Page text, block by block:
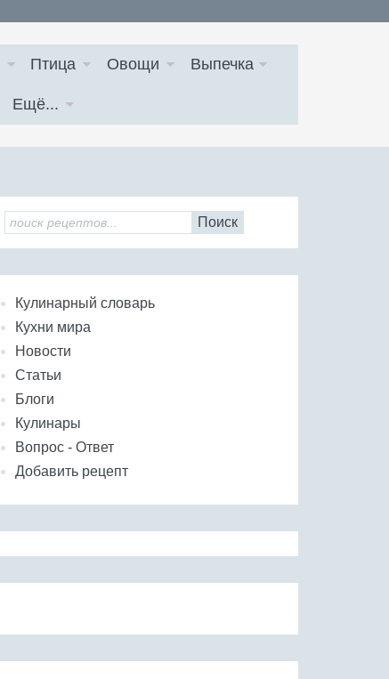
Птица Овощи Выпечка
Ещё...
Поиск
Кулинарный словарь
Кухни мира
Новости
Статьи
Блоги
Кулинары
Вопрос - Ответ
Добавить рецепт